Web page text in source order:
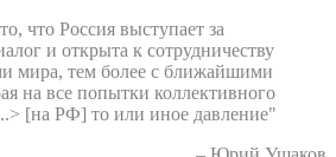
что Россия выступает за
и открыта к сотрудничеству
мира, тем более с ближайшими
на все попытки коллективного
[на РФ] то или иное давление"